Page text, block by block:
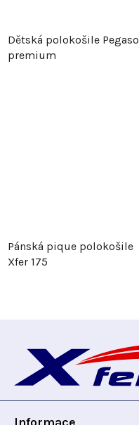
Dětská polokošile Pegaso
premium
Pánská pique polokošile
Xfer 175
p